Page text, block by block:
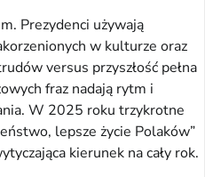
Prezydenci używają
w kulturze oraz
versus przyszłość pełna
fraz nadają rytm i
W 2025 roku trzykrotne
lepsze życie Polaków”
kierunek na cały rok.